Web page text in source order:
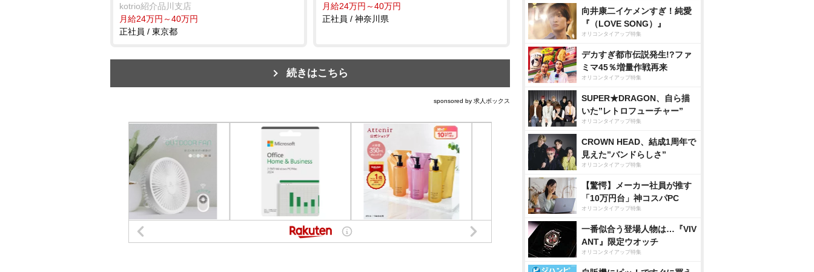
kotrio紹介品川支店
月給24万円～40万円
正社員 / 東京都
月給24万円～40万円
正社員 / 神奈川県
続きはこちら
sponsored by 求人ボックス
向井康二イケメンすぎ！純愛
『（LOVE SONG）』
オリコンタイアップ特集
デカすぎ都市伝説発生!?ファ
ミマ45％増量作戦再来
オリコンタイアップ特集
SUPER★DRAGON、自ら描
いた”レトロフューチャー”
オリコンタイアップ特集
CROWN HEAD、結成1周年で
見えた”バンドらしさ”
オリコンタイアップ特集
【驚愕】メーカー社員が推す
「10万円台」神コスパPC
オリコンタイアップ特集
一番似合う登場人物は…『VIV
ANT』限定ウオッチ
オリコンタイアップ特集